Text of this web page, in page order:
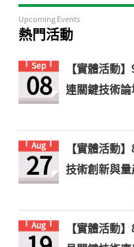
Upcoming Events
熱門活動
Sep
08
【實體活動
連關鍵技術
Aug
27
【實體活動
技術創新與
Aug
【實體活動